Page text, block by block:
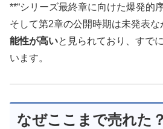
**“シリーズ最終章に向けた爆発的序
そして第2章の公開時期は未発表な
能性が高いと見られており、すで
います。
なぜここまで売れた